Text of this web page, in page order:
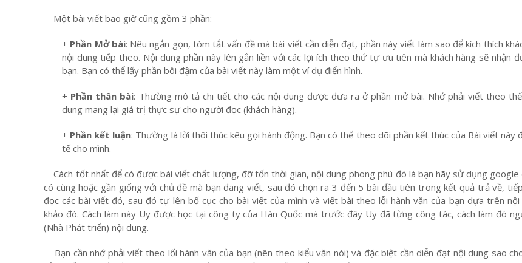
Một bài viết bao giờ cũng gồm 3 phần:
+ Phần Mở bài: Nêu ngắn gọn, tòm tắt vấn đề mà bài viết cần diễn đạt, phần này viết làm sao để kích thích
nội dung tiếp theo. Nội dung phần này lên gắn liền với các lợi ích theo thứ tự ưu tiên mà khách hàng sẽ nhận
bạn. Bạn có thể lấy phần bôi đậm của bài viết này làm một ví dụ điển hình.
+ Phần thân bài: Thường mô tả chi tiết cho các nội dung được đưa ra ở phần mở bài. Nhớ phải viết theo
dung mang lại giá trị thực sự cho người đọc (khách hàng).
+ Phần kết luận: Thường là lời thôi thúc kêu gọi hành động. Bạn có thể theo dõi phần kết thúc của Bài viết này
tế cho mình.
Cách tốt nhất để có được bài viết chất lượng, đỡ tốn thời gian, nội dung phong phú đó là bạn hãy sử dụng google
có cùng hoặc gần giống với chủ đề mà bạn đang viết, sau đó chọn ra 3 đến 5 bài đầu tiên trong kết quả trả về,
đọc các bài viết đó, sau đó tự lên bố cục cho bài viết của mình và viết bài theo lỗi hành văn của bạn dựa trên
khảo đó. Cách làm này Uy được học tại công ty của Hàn Quốc mà trước đây Uy đã từng công tác, cách làm đó
(Nhà Phát triển) nội dung.
Bạn cần nhớ phải viết theo lối hành văn của bạn (nên theo kiểu văn nói) và đặc biệt cần diễn đạt nội dung sao